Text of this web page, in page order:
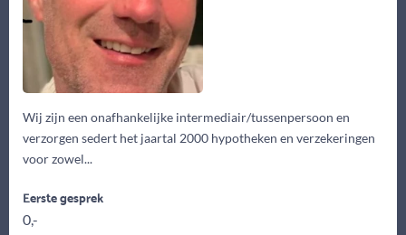
Wij zijn een onafhankelijke intermediair/tussenpersoon en
verzorgen sedert het jaartal 2000 hypotheken en verzekeringen
voor zowel...
Eerste gesprek
0,-